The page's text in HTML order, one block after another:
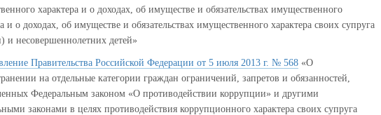
характера и о доходах, об имуществе и обязательствах имущественного
и о доходах, об имуществе и обязательствах имущественного характера своих супруга
и несовершеннолетних детей»
Правительства Российской Федерации от 5 июля 2013 г. № 568 «О
на отдельные категории граждан ограничений, запретов и обязанностей,
Федеральным законом «О противодействии коррупции» и другими
законами в целях противодействия коррупционного характера своих супруга